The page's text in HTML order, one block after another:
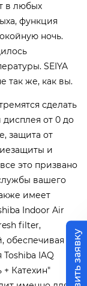
в любых
функция
ночь.
SEIYA
так же, как вы.
сделать
от 0 до
защита от
и
это призвано
вашего
имеет
Indoor Air
filter,
обеспечивая
IAQ
Катехин"